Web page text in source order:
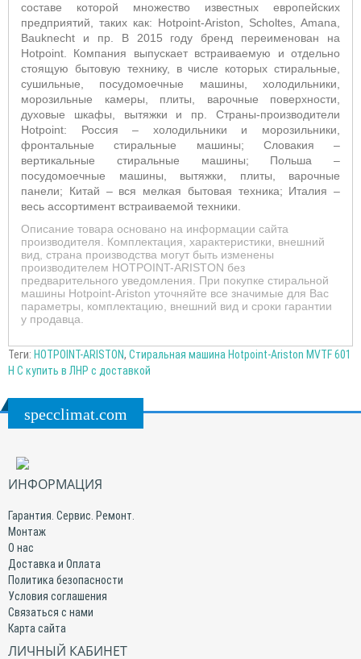
составе которой множество известных европейских
предприятий, таких как: Hotpoint-Ariston, Scholtes, Amana,
Bauknecht и пр. В 2015 году бренд переименован на
Hotpoint. Компания выпускает встраиваемую и отдельно
стоящую бытовую технику, в числе которых стиральные,
сушильные, посудомоечные машины, холодильники,
морозильные камеры, плиты, варочные поверхности,
духовые шкафы, вытяжки и пр. Страны-производители
Hotpoint: Россия – холодильники и морозильники,
фронтальные стиральные машины; Словакия –
вертикальные стиральные машины; Польша –
посудомоечные машины, вытяжки, плиты, варочные
панели; Китай – вся мелкая бытовая техника; Италия –
весь ассортимент встраиваемой техники.
Описание товара основано на информации сайта
производителя. Комплектация, характеристики, внешний
вид, страна производства могут быть изменены
производителем HOTPOINT-ARISTON без
предварительного уведомления. При покупке стиральной
машины Hotpoint-Ariston уточняйте все значимые для Вас
параметры, комплектацию, внешний вид и сроки гарантии
у продавца.
Теги: HOTPOINT-ARISTON, Стиральная машина Hotpoint-Ariston MVTF 601
H C купить в ЛНР с доставкой
specclimat.com
ИНФОРМАЦИЯ
Гарантия. Сервис. Ремонт.
Монтаж
О нас
Доставка и Оплата
Политика безопасности
Условия соглашения
Связаться с нами
Карта сайта
ЛИЧНЫЙ КАБИНЕТ